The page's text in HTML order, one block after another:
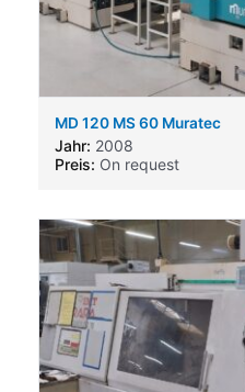
MD 120 MS 60 Muratec
Jahr: 2008
Preis: On request